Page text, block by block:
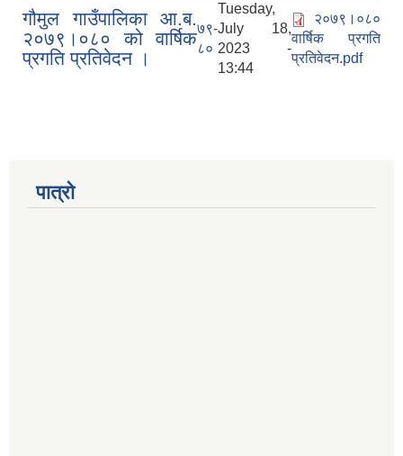
गौमुल गाउँपालिका आ.ब.
२०७९।०८० को वार्षिक
प्रगति प्रतिवेदन ।
७९-
८०
Tuesday,
July 18,
2023 -
13:44
२०७९।०८०
वार्षिक प्रगति
प्रतिवेदन.pdf
पात्रो